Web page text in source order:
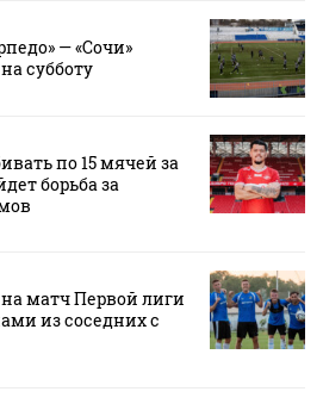
— «Сочи»
субботу
по 15 мячей за
борьба за
матч Первой лиги
из соседних с